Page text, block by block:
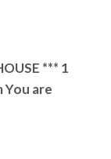
*** 1
You are